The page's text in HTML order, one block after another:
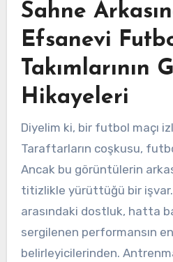
Sahne
Efsanevi
Takımlarının
Hikayeleri
Diyelim ki, bir futbol maçı
Taraftarların coşkusu,
Ancak bu görüntülerin
titizlikle yürüttüğü bir işvar.
arasındaki dostluk, hatta
sergilenen performansın
belirleyicilerinden.